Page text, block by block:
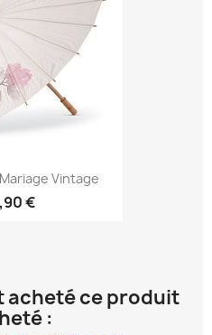
Vintage
€
acheté ce produit
: